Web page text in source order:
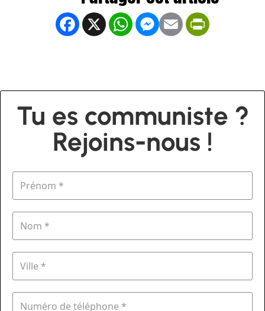
Facebook
X WhatsApp
Messenger
Email
Tu es communiste ?
Rejoins-nous !